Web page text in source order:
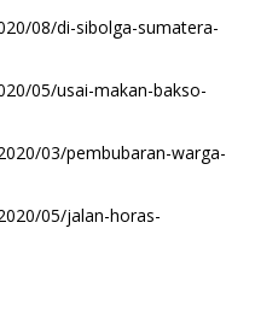
08/di-sibolga-sumatera-
05/usai-makan-bakso-
03/pembubaran-warga-
05/jalan-horas-